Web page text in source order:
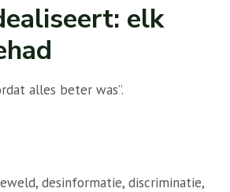
elk
alles beter was”.
desinformatie, discriminatie,